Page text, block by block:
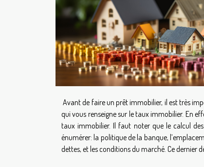
Avant de faire un prêt immobilier, il est très
qui vous renseigne sur le taux immobilier. En
taux immobilier. Il faut noter que le calcul
énumérer: la politique de la banque,
dettes, et les conditions du marché. Ce dernier